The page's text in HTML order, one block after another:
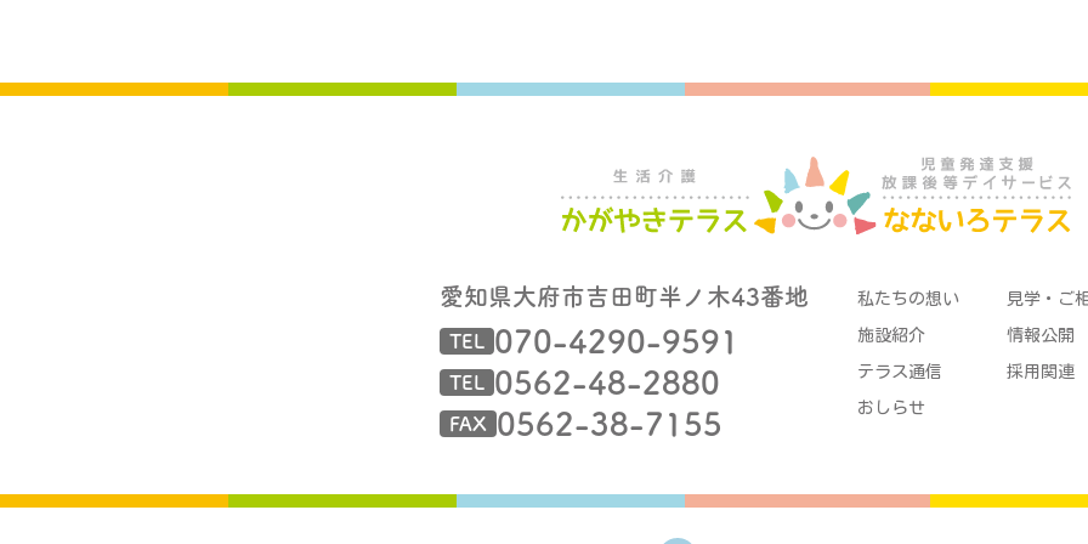
愛知県大府市吉田町半ノ木43番地
TEL 070-4290-9591
TEL 0562-48-2880
FAX 0562-38-7155
私たちの想い 見学・ご
施設紹介 情報公開
テラス通信 採用関連
おしらせ